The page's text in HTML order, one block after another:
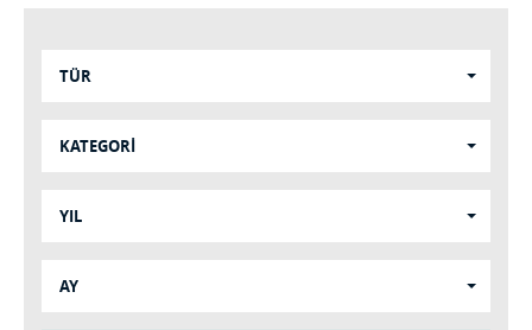
TÜR
KATEGORİ
YIL
AY